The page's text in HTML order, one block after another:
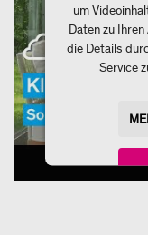
um
Daten zu
die Details
Service